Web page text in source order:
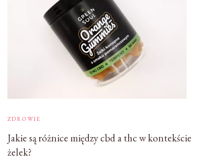
ZDROWIE
Jakie są różnice między cbd a thc w kontekście
żelek?